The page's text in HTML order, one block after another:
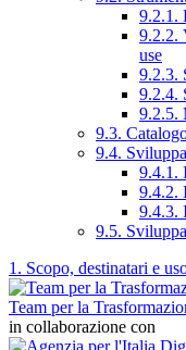
9.2.1.
9.2.2.
use
9.2.3.
9.2.4.
9.2.5.
9.3.
9.4.
9.4.1.
9.4.2.
9.4.3.
9.5.
1. Scopo, destinatari e
Team per la
in collaborazione con